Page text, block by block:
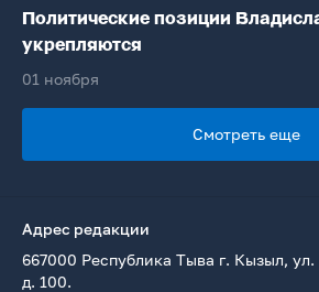
Политические позиции
укрепляются
01 ноября
Смотреть еще
Адрес редакции
667000 Республика Тыва г. Кызыл,
д. 100.